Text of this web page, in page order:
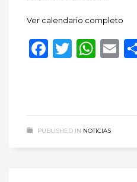
Ver calendario completo
PUBLISHED IN NOTICIAS